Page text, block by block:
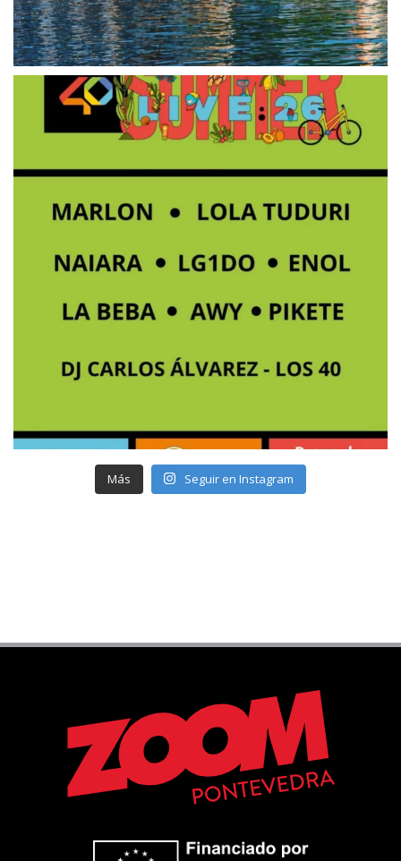
Más Seguir en Instagram